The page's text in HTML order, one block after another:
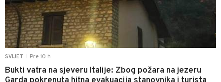
SVIJET Pre 10 h
Bukti vatra na sjeveru Italije: Zbog požara na jezeru